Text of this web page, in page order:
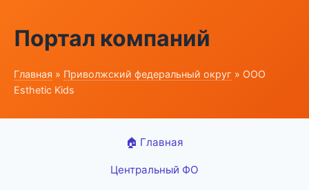
Портал компаний
Главная » Приволжский федеральный округ » ООО
Esthetic Kids
🏠 Главная
Центральный ФО